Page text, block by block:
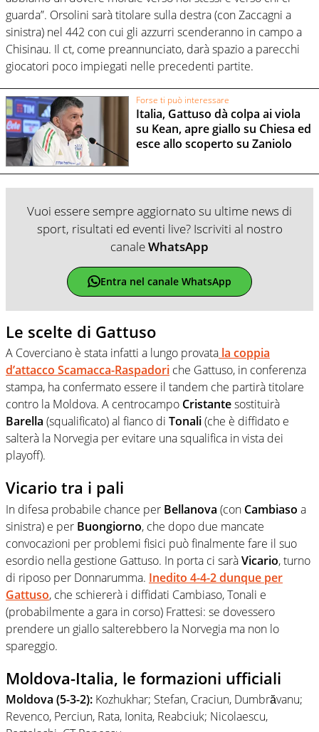
guarda”. Orsolini sarà titolare sulla destra (con Zaccagni a
sinistra) nel 442 con cui gli azzurri scenderanno in campo a
Chisinau. Il ct, come preannunciato, darà spazio a parecchi
giocatori poco impiegati nelle precedenti partite.
Forse ti può interessare
Italia, Gattuso dà colpa ai viola
su Kean, apre giallo su Chiesa ed
esce allo scoperto su Zaniolo
Vuoi essere sempre aggiornato su ultime news di
sport, risultati ed eventi live? Iscriviti al nostro
canaleWhatsApp
Entra nel canale WhatsApp
Le scelte di Gattuso
A Coverciano è stata infatti a lungo provata la coppia
d’attacco Scamacca-Raspadori che Gattuso, in conferenza
stampa, ha confermato essere il tandem che partirà titolare
contro la Moldova. A centrocampo Cristantesostituirà
Barella (squalificato) al fianco di Tonali(che è diffidato e
salterà la Norvegia per evitare una squalifica in vista dei
playoff).
Vicario tra i pali
In difesa probabile chance per Bellanova (con Cambiaso a
sinistra) e per Buongiorno, che dopo due mancate
convocazioni per problemi fisici può finalmente fare il suo
esordio nella gestione Gattuso. In porta ci saràVicario, turno
di riposo per Donnarumma. Inedito 4-4-2 dunque per
Gattuso, che schiererà i diffidati Cambiaso, Tonali e
(probabilmente a gara in corso) Frattesi: se dovessero
prendere un giallo salterebbero la Norvegia ma non lo
spareggio.
Moldova-Italia, le formazioni ufficiali
Moldova (5-3-2): Kozhukhar; Stefan, Craciun, Dumbrăvanu;
Revenco, Perciun, Rata, Ionita, Reabciuk; Nicolaescu,